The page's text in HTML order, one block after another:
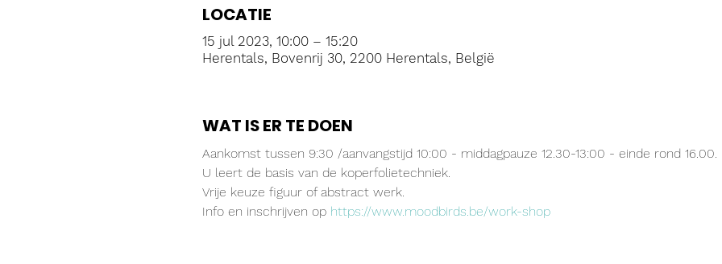
LOCATIE
15 jul 2023, 10:00 – 15:20
Herentals, Bovenrij 30, 2200 Herentals, België
WAT IS ER TE DOEN
Aankomst tussen 9:30 /aanvangstijd 10:00 - middagpauze 12.30-13:00 - einde rond 16.00.
U leert de basis van de koperfolietechniek.
Vrije keuze figuur of abstract werk.
Info en inschrijven op https://www.moodbirds.be/work-shop